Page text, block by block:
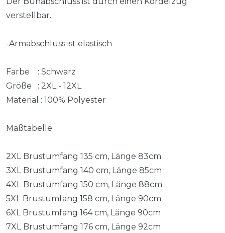
verstellbar.
-Armabschluss ist elastisch
Farbe : Schwarz
Größe : 2XL - 12XL
Material : 100% Polyester
Maßtabelle:
2XL Brustumfang 135 cm, Länge 83cm
3XL Brustumfang 140 cm, Länge 85cm
4XL Brustumfang 150 cm, Länge 88cm
5XL Brustumfang 158 cm, Länge 90cm
6XL Brustumfang 164 cm, Länge 90cm
7XL Brustumfang 176 cm, Länge 92cm